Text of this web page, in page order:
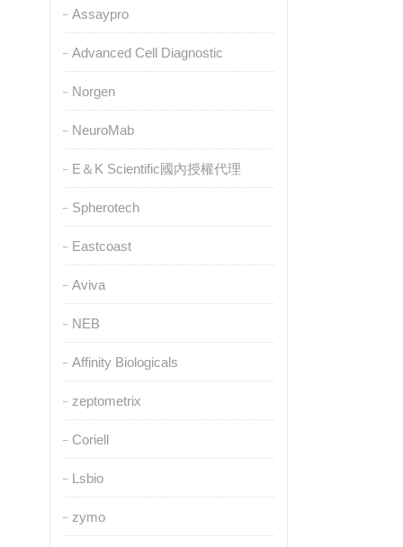
Assaypro
Advanced Cell Diagnostic
Norgen
NeuroMab
E＆K Scientific國內授權代理
Spherotech
Eastcoast
Aviva
NEB
Affinity Biologicals
zeptometrix
Coriell
Lsbio
zymo